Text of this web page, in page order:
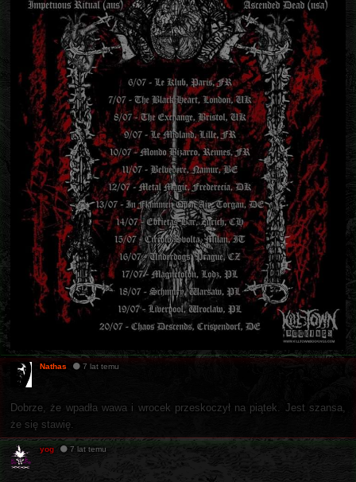
Nathas 7 lat temu
Dobrze, że wpadła wawa i wrocek przeskoczył na piątek. Jest szansa,
że się stawię.
yog 7 lat temu